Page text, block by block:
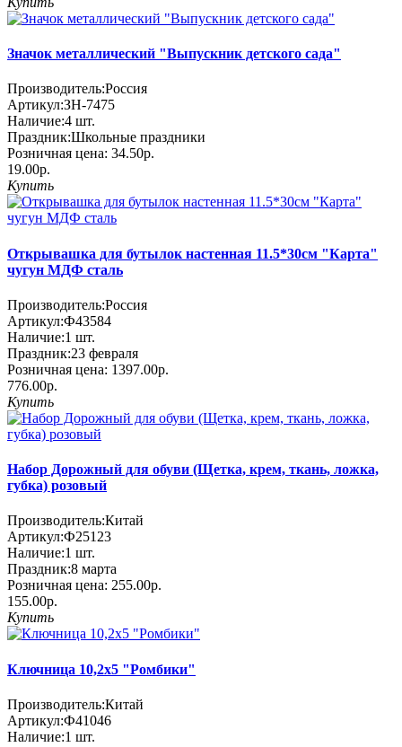
Значок металлический "Выпускник детского сада"
Производитель:Россия
Артикул:ЗН-7475
Наличие:4 шт.
Праздник:Школьные праздники
Розничная цена: 34.50р.
19.00р.
Купить
Открывашка для бутылок настенная 11.5*30см "Карта"
чугун МДФ сталь
Производитель:Россия
Артикул:Ф43584
Наличие:1 шт.
Праздник:23 февраля
Розничная цена: 1397.00р.
776.00р.
Купить
Набор Дорожный для обуви (Щетка, крем, ткань, ложка,
губка) розовый
Производитель:Китай
Артикул:Ф25123
Наличие:1 шт.
Праздник:8 марта
Розничная цена: 255.00р.
155.00р.
Купить
Ключница 10,2х5 "Ромбики"
Производитель:Китай
Артикул:Ф41046
Наличие:1 шт.